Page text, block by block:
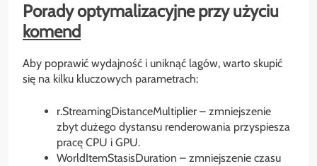
Porady optymalizacyjne przy użyciu
komend
Aby poprawić wydajność i uniknąć lagów, warto skupić
się na kilku kluczowych parametrach:
r.StreamingDistanceMultiplier – zmniejszenie
zbyt dużego dystansu renderowania przyspiesza
pracę CPU i GPU.
WorldItemStasisDuration – zmniejszenie czasu